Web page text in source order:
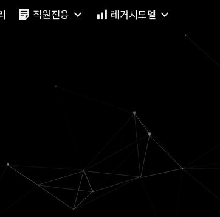
직원전용 레거시모델